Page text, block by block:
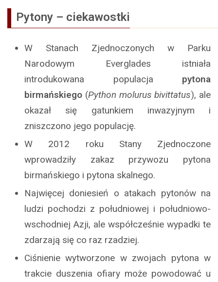
Pytony – ciekawostki
W Stanach Zjednoczonych w Parku
Narodowym Everglades istniała
introdukowana populacja pytona
birmańskiego (Python molurus bivittatus), ale
okazał się gatunkiem inwazyjnym i
zniszczono jego populację.
W 2012 roku Stany Zjednoczone
wprowadziły zakaz przywozu pytona
birmańskiego i pytona skalnego.
Najwięcej doniesień o atakach pytonów na
ludzi pochodzi z południowej i południowo-
wschodniej Azji, ale współcześnie wypadki te
zdarzają się co raz rzadziej.
Ciśnienie wytworzone w zwojach pytona w
trakcie duszenia ofiary może powodować u